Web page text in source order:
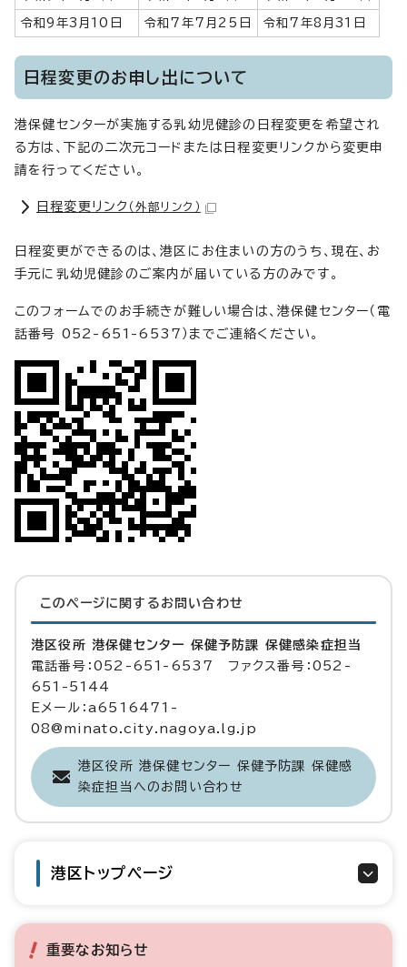
令和9年3月10日 令和7年7月25日 令和7年8月31日
日程変更のお申し出について
港保健センターが実施する乳幼児健診の日程変更を希望され
る方は、下記の二次元コードまたは日程変更リンクから変更申
請を行ってください。
日程変更リンク （外部リンク）
日程変更ができるのは、港区にお住まいの方のうち、現在、お
手元に乳幼児健診のご案内が届いている方のみです。
このフォームでのお手続きが難しい場合は、港保健センター（電
話番号 052-651-6537）までご連絡ください。
このページに関する お問い合わせ
港区役所 港保健センター 保健予防課 保健感染症担当
電話番号：052-651-6537 ファクス番号：052-
651-5144
Eメール：a6516471-
08@minato.city.nagoya.lg.jp
港区役所 港保健センター 保健予防課 保健感
染症担当へのお問い合わせ
港区トップページ
重要なお知らせ